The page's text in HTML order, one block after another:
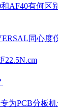
AF40有何区
同心度
22.5N.cm
为PCB分板机